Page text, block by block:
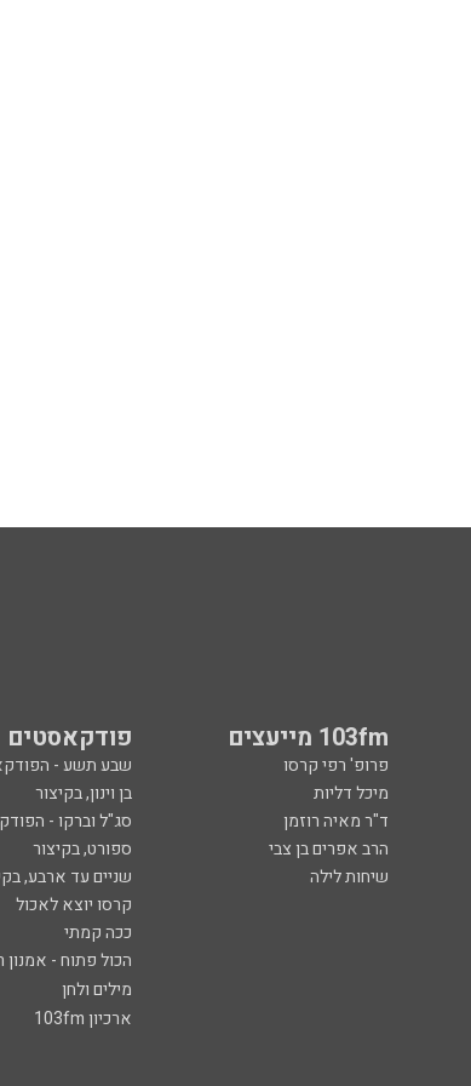
103fm מייעצים פודקאסטים
פרופ' רפי קרסו שבע תשע -
מיכל דליות בן וינון, בקיצור
ד"ר מאיה רוזמן סג"ל וברקו -
הרב אפרים בן צבי ספורט, בקיצור
שיחות לילה שניים עד ארבע,
קרסו יוצא לאכול
ככה קמתי
הכול פתוח - אמנון
מילים ולחן
ארכיון 103fm